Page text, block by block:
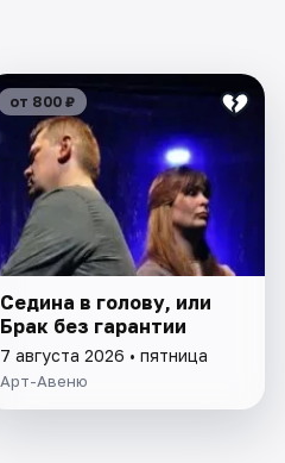
от 800 ₽
Седина в голову, или
Брак без гарантии
7 августа 2026 • пятница
Арт-Авеню